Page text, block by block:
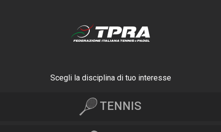
Scegli la disciplina di tuo interesse
TENNIS